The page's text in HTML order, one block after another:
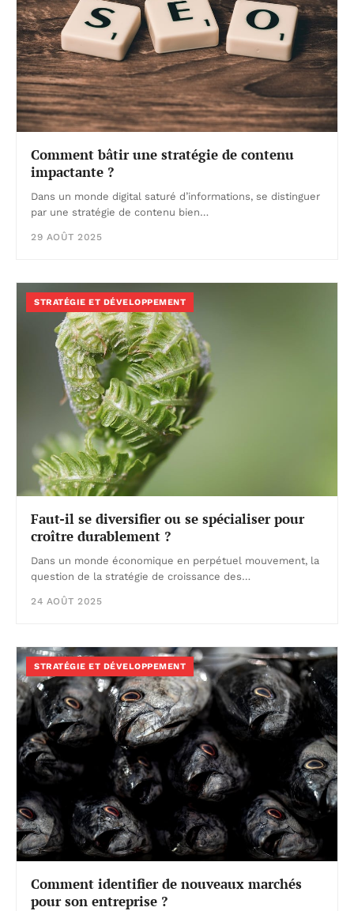
Comment bâtir une stratégie de contenu
impactante ?
Dans un monde digital saturé d’informations, se distinguer
par une stratégie de contenu bien…
29 AOÛT 2025
STRATÉGIE ET DÉVELOPPEMENT
Faut-il se diversifier ou se spécialiser pour
croître durablement ?
Dans un monde économique en perpétuel mouvement, la
question de la stratégie de croissance des…
24 AOÛT 2025
STRATÉGIE ET DÉVELOPPEMENT
Comment identifier de nouveaux marchés
pour son entreprise ?